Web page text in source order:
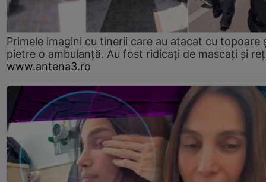
Primele imagini cu tinerii care au atacat cu topoare
pietre o ambulanță. Au fost ridicați de mascați și
www.antena3.ro